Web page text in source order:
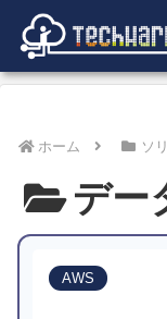
ホーム ソ
デー
AWS